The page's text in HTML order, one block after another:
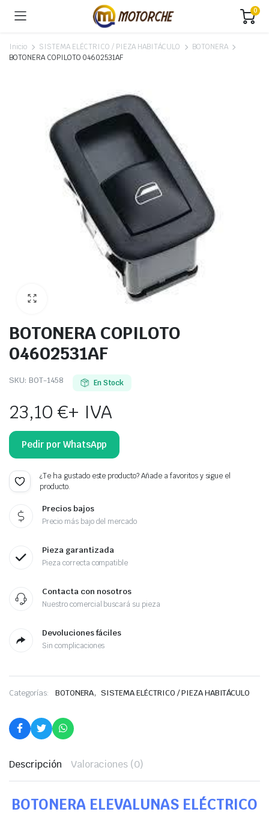
0
Inicio SISTEMA ELÉCTRICO / PIEZA HABITÁCULO
BOTONERA
BOTONERA COPILOTO 04602531AF
BOTONERA COPILOTO
04602531AF
SKU: BOT-1458 En Stock
23,10€+ IVA
Pedir por WhatsApp
¿Te ha gustado este producto? Añade a favoritos y sigue el
producto.
Precios bajos
Precio más bajo del mercado
Pieza garantizada
Pieza correcta compatible
Contacta con nosotros
Nuestro comercial buscará su pieza
Devoluciones fáciles
Sin complicaciones
Categorías: BOTONERA, SISTEMA ELÉCTRICO / PIEZA HABITÁCULO
Descripción Valoraciones (0)
BOTONERA ELEVALUNAS ELÉCTRICO